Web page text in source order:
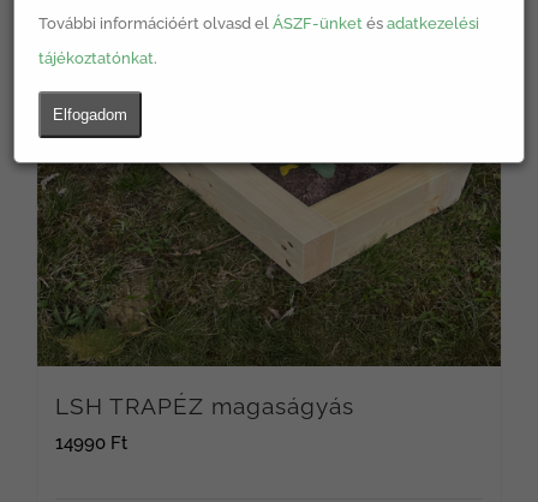
További információért olvasd elÁSZF-ünket ésadatkezelési
tájékoztatónkat.
Elfogadom
LSH TRAPÉZ magaságyás
14990 Ft